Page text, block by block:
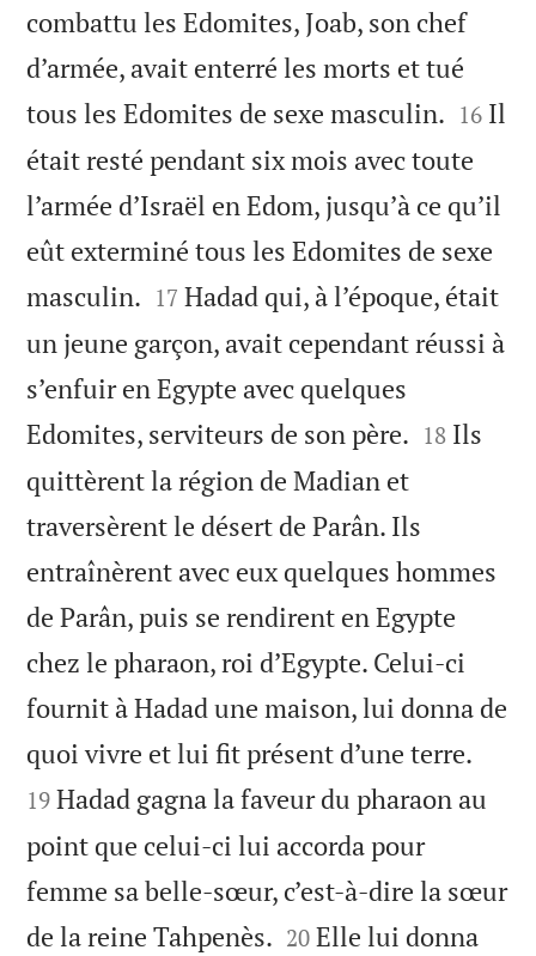
combattu les Edomites, Joab, son chef
d’armée, avait enterré les morts et tué
tous les Edomites de sexe masculin. 

16 Il
était resté pendant six mois avec toute
l’armée d’Israël en Edom, jusqu’à ce qu’il
eût exterminé tous les Edomites de sexe
masculin. 

17 Hadad qui, à l’époque, était
un jeune garçon, avait cependant réussi à
s’enfuir en Egypte avec quelques
Edomites, serviteurs de son père. 

18 Ils
quittèrent la région de Madian et
traversèrent le désert de Parân. Ils
entraînèrent avec eux quelques hommes
de Parân, puis se rendirent en Egypte
chez le pharaon, roi d’Egypte. Celui-ci
fournit à Hadad une maison, lui donna de
quoi vivre et lui fit présent d’une terre.
19 Hadad gagna la faveur du pharaon au
point que celui-ci lui accorda pour
femme sa belle-sœur, c’est-à-dire la sœur
de la reine Tahpenès. 

20 Elle lui donna